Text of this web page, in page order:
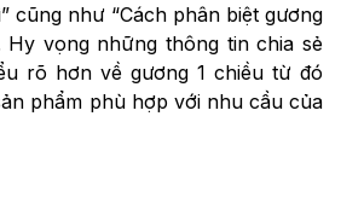
cũng như “Cách phân biệt gương
Hy vọng những thông tin chia sẻ
rõ hơn về gương 1 chiều từ đó
phẩm phù hợp với nhu cầu của